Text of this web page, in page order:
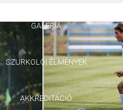
GALÉRIA
SZURKOLÓI ÉLMÉNYEK
AKKREDITÁCIÓ